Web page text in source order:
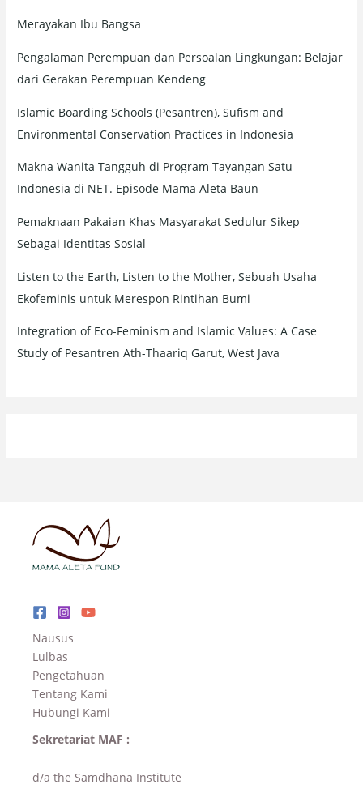
Merayakan Ibu Bangsa
Pengalaman Perempuan dan Persoalan Lingkungan: Belajar
dari Gerakan Perempuan Kendeng
Islamic Boarding Schools (Pesantren), Sufism and
Environmental Conservation Practices in Indonesia
Makna Wanita Tangguh di Program Tayangan Satu
Indonesia di NET. Episode Mama Aleta Baun
Pemaknaan Pakaian Khas Masyarakat Sedulur Sikep
Sebagai Identitas Sosial
Listen to the Earth, Listen to the Mother, Sebuah Usaha
Ekofeminis untuk Merespon Rintihan Bumi
Integration of Eco-Feminism and Islamic Values: A Case
Study of Pesantren Ath-Thaariq Garut, West Java
Nausus
Lulbas
Pengetahuan
Tentang Kami
Hubungi Kami
Sekretariat MAF :
d/a the Samdhana Institute